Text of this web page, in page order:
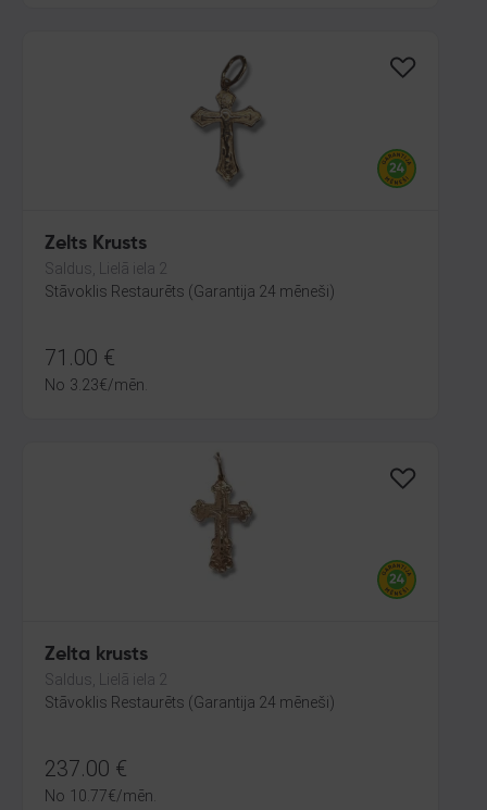
Zelts Krusts
Saldus, Lielā iela 2
Stāvoklis Restaurēts (Garantija 24 mēneši)
71.00 €
No 3.23€/mēn.
Zelta krusts
Saldus, Lielā iela 2
Stāvoklis Restaurēts (Garantija 24 mēneši)
237.00 €
No 10.77€/mēn.